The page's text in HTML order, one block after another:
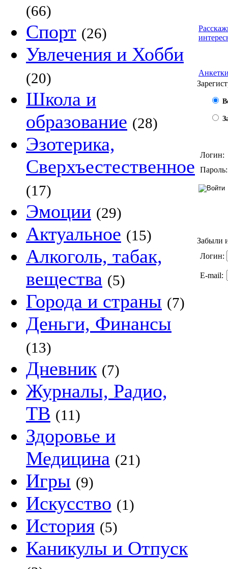
(66)
Спорт (26)
Увлечения и Хобби
(20)
Школа и
образование (28)
Эзотерика,
Сверхъестественное
(17)
Эмоции (29)
Актуальное (15)
Алкоголь, табак,
вещества (5)
Города и страны (7)
Деньги, Финансы
(13)
Дневник (7)
Журналы, Радио,
ТВ (11)
Здоровье и
Медицина (21)
Игры (9)
Искусство (1)
История (5)
Каникулы и Отпуск
Логин:
Пароль:
Забыли
Логин:
E-mail: